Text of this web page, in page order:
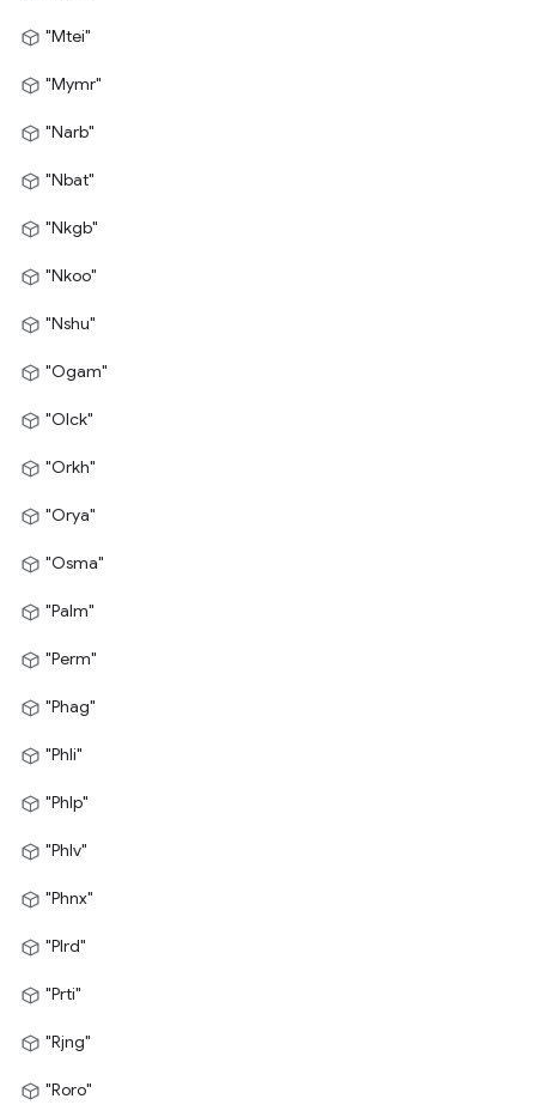
"Mtei"
"Mymr"
"Narb"
"Nbat"
"Nkgb"
"Nkoo"
"Nshu"
"Ogam"
"Olck"
"Orkh"
"Orya"
"Osma"
"Palm"
"Perm"
"Phag"
"Phli"
"Phlp"
"Phlv"
"Phnx"
"Plrd"
"Prti"
"Rjng"
"Roro"